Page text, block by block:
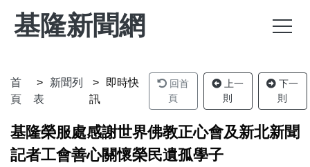
基隆新聞網
首
頁
新聞列
表
即時快
訊
回首
頁
上一
則
下一
則
基隆榮服處感謝世界佛教正心會及新北新聞
記者工會善心關懷榮民遺孤學子